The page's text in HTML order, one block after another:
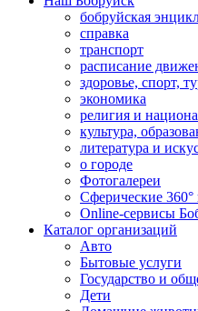
бобруйская
справка
транспорт
расписание
здоровье, спорт,
экономика
религия и
культура,
литература и
о городе
Фотогалереи
Сферические
Online-сервисы
Каталог организаций
Авто
Бытовые услуги
Государство и
Дети